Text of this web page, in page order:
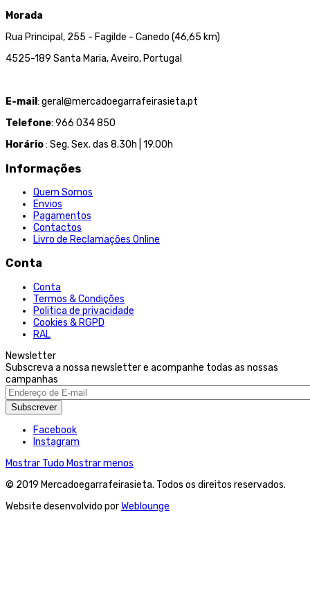
Morada
Rua Principal, 255 - Fagilde - Canedo (46,65 km)
4525-189 Santa Maria, Aveiro, Portugal
E-mail : geral@mercadoegarrafeirasieta.pt
Telefone: 966 034 850
Horário: Seg. Sex. das 8.30h | 19.00h
Informações
Quem Somos
Envios
Pagamentos
Contactos
Livro de Reclamações Online
Conta
Conta
Termos & Condições
Politica de privacidade
Cookies & RGPD
RAL
Newsletter
Subscreva a nossa newsletter e acompanhe todas as nossas
campanhas
Subscrever
Facebook
Instagram
Mostrar Tudo Mostrar menos
© 2019 Mercadoegarrafeirasieta. Todos os direitos reservados.
Website desenvolvido porWeblounge